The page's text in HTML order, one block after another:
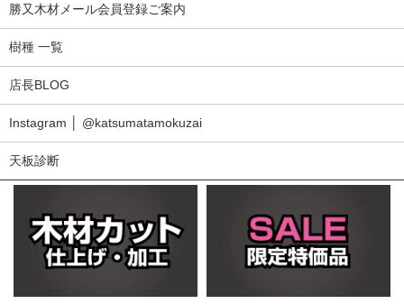
勝又木材メール会員登録ご案内
樹種 一覧
店長BLOG
Instagram │ @katsumatamokuzai
天板診断